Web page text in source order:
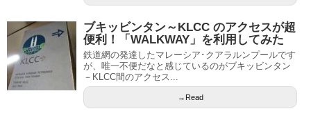
ブキッビンタン～KLCC のアクセスが超
便利！「WALKWAY」を利用してみた
鉄道網の発達したマレーシア･クアラルンプールです
が、唯一不便だなと感じているのがブキッビンタン
－KLCC間のアクセス...
→Read